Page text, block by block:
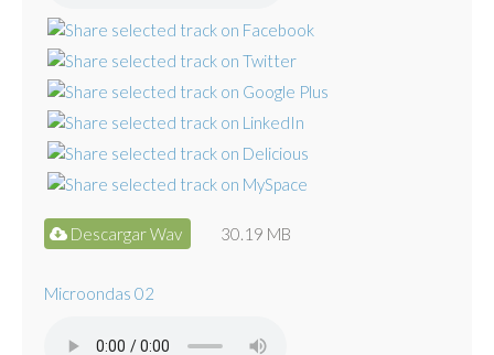
Descargar Wav 30.19 MB
Microondas 02